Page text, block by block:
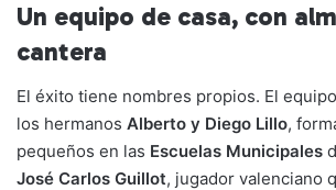
Un equipo de casa, con
cantera
El éxito tiene nombres propios. El
los hermanos Alberto y Diego Lillo,
pequeños en las Escuelas Municipales
José Carlos Guillot, jugador valenciano